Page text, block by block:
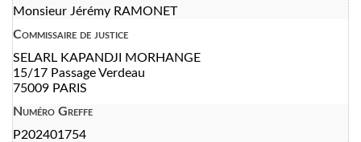
Monsieur Jérémy RAMONET
Commissaire de justice
SELARL KAPANDJI MORHANGE
15/17 Passage Verdeau
75009 PARIS
Numéro Greffe
P202401754